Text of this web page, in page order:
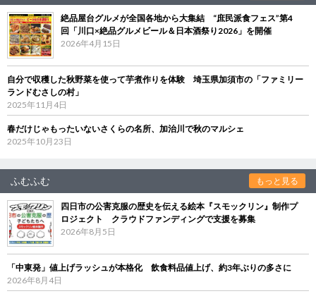
絶品屋台グルメが全国各地から大集結 “庶民派食フェス”第4
回「川口×絶品グルメビール＆日本酒祭り2026」を開催
2026年4月15日
自分で収穫した秋野菜を使って芋煮作りを体験 埼玉県加須市の「ファミリー
ランドむさしの村」
2025年11月4日
春だけじゃもったいないさくらの名所、加治川で秋のマルシェ
2025年10月23日
ふむふむ もっと見る
四日市の公害克服の歴史を伝える絵本『スモックリン』制作プ
ロジェクト クラウドファンディングで支援を募集
2026年8月5日
「中東発」値上げラッシュが本格化 飲食料品値上げ、約3年ぶりの多さに
2026年8月4日